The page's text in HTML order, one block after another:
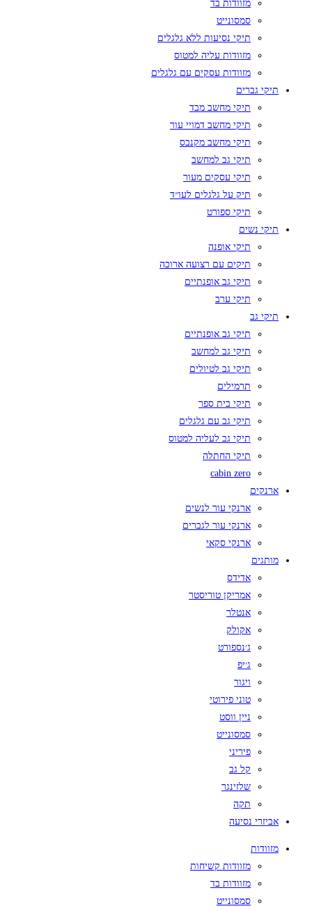
מזוודות בד
סמסונייט
תיקי נסיעות ללא גלגלים
מזוודות עליה למטוס
מזוודות עסקים עם גלגלים
תיקי גברים
תיקי מחשב מבד
תיקי מחשב דמויי עור
תיקי מחשב מקנבס
תיקי גב למחשב
תיקי עסקים מעור
תיק על גלגלים לעו״ד
תיקי ספורט
תיקי נשים
תיקי אופנה
תיקים עם רצועה ארוכה
תיקי גב אופנתיים
תיקי ערב
תיקי גב
תיקי גב אופנתיים
תיקי גב למחשב
תיקי גב לטיולים
תרמילים
תיקי בית ספר
תיקי גב עם גלגלים
תיקי גב לעליה למטוס
תיקי החתלה
cabin zero
ארנקים
ארנקי עור לנשים
ארנקי עור לגברים
ארנקי סקאי
מותגים
אדידס
אמריקן טוריסטר
אנטלר
אקולק
ג׳נספורט
ג׳יפ
ויגור
טוני פירוטי
ניין ווסט
סמסונייט
פיריני
קל גב
שלזינגר
תקה
אביזרי נסיעה
מזוודות
מזוודות קשיחות
מזוודות בד
סמסונייט